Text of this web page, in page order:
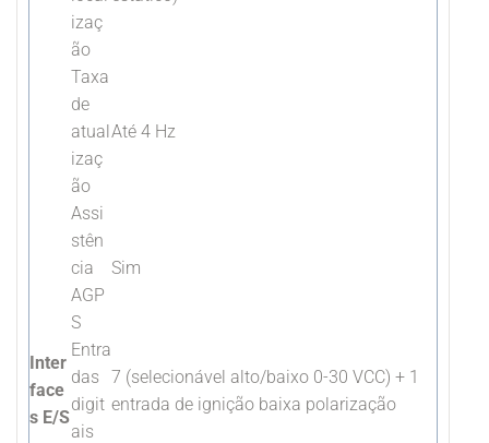
izaç
ão
Taxa
de
atual
izaç
ão
Até 4 Hz
Assi
stên
cia
AGP
S
Sim
Inter
face
s E/S
Entra
das
digit
ais
7 (selecionável alto/baixo 0-30 VCC) + 1
entrada de ignição baixa polarização